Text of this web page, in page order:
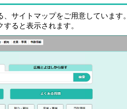
サイトマップをご用意しています。
ると表示されます。